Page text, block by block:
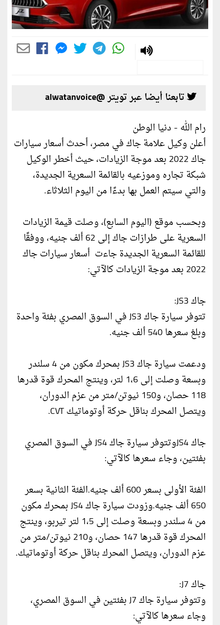
تابعنا أيضا عبر تويتر @alwatanvoice
رام الله - دنيا الوطن
أعلن وكيل علامة جاك في مصر، أحدث أسعار سيارات
جاك 2022 بعد موجة الزيادات، حيث أخطر الوكيل
شبكة تجاره وموزعيه بالقائمة السعرية الجديدة،
والتي سيتم العمل بها بدءًا من اليوم الثلاثاء.
وبحسب موقع (اليوم السابع)، وصلت قيمة الزيادات
السعرية على طرازات جاك إلى 62 ألف جنيه، ووفقًا
للقائمة السعرية الجديدة جاءت أسعار سيارات جاك
2022 بعد موجة الزيادات كالآتي:
جاك JS3:
تتوفر سيارة جاك JS3 في السوق المصري بفئة واحدة
وبلغ سعرها 540 ألف جنيه.
ودعمت سيارة جاك JS3 بمحرك مكون من 4 سلندر
وبسعة وصلت إلى 1،6 لتر، وينتج المحرك قوة قدرها
118 حصان، و150 نيوتن/متر من عزم الدوران،
ويتصل المحرك بناقل حركة أوتوماتيك CVT.
جاك JS4وتتوفر سيارة جاك JS4 في السوق المصري
بفئتين، وجاء سعرها كالآتي:
الفئة الأولى بسعر 600 ألف جنيه.الفئة الثانية بسعر
650 ألف جنيه.وزودت سيارة جاك JS4 بمحرك مكون
من 4 سلندر وبسعة وصلت إلى 1،5 لتر تيربو، وينتج
المحرك قوة قدرها 147 حصان، و210 نيوتن/متر من
عزم الدوران، ويتصل المحرك بناقل حركة أوتوماتيك.
جاك J7:
وتتوفر سيارة جاك J7 بفئتين في السوق المصري،
وجاء سعرها كالآتي: